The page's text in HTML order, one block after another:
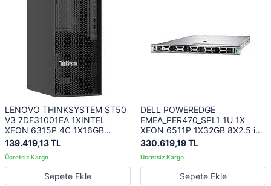
LENOVO THINKSYSTEM ST50
V3 7DF31001EA 1XINTEL
XEON 6315P 4C 1X16GB
2X480GB 1X3.5 1X500W
139.419,13 TL
Sepete Ekle
DELL POWEREDGE
EMEA_PER470_SPL1 1U 1X
XEON 6511P 1X32GB 8X2.5 inc
480GB SSD 1100W 3 YIL
YERİNDE GARANTİ
330.619,19 TL
Sepete Ekle